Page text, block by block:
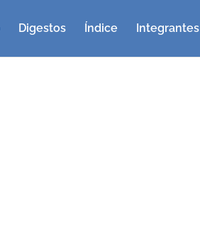
Digestos Índice Integrantes